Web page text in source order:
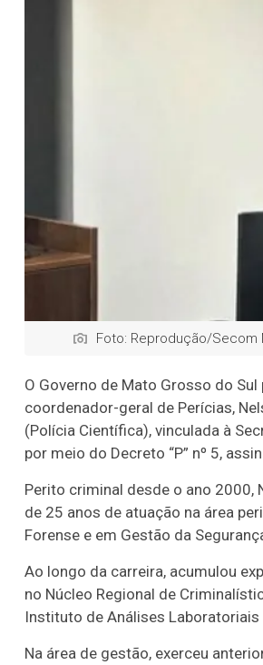
Foto: Reprodução/Secom
O Governo de Mato Grosso do
coordenador-geral de Perícias,
(Polícia Científica), vinculada à
por meio do Decreto “P” nº 5,
Perito criminal desde o ano 2000,
de 25 anos de atuação na área
Forense e em Gestão da
Ao longo da carreira, acumulou
no Núcleo Regional de
Instituto de Análises
Na área de gestão, exerceu